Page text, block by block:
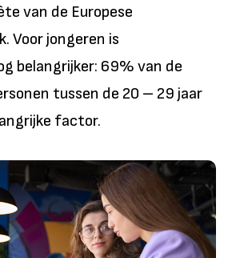
van de Europese
Voor jongeren is
belangrijker: 69% van de
tussen de 20 – 29 jaar
factor.